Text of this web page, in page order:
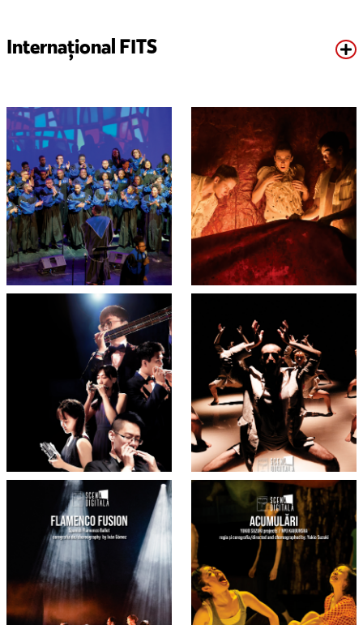
Internațional FITS